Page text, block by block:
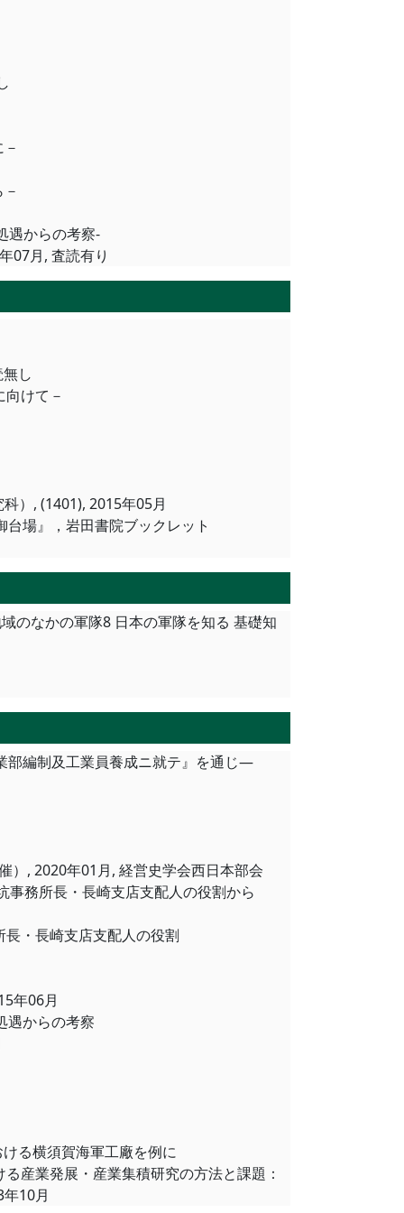
遇からの考察‐
07月, 査読有り
し
けて－
）, (1401), 2015年05月
場』，岩田書院ブックレット
のなかの軍隊8 日本の軍隊を知る 基礎知
部編制及工業員養成ニ就テ』を通じ―
）, 2020年01月, 経営史学会西日本部会
事務所長・長崎支店支配人の役割から
・長崎支店支配人の役割
年06月
遇からの考察
る横須賀海軍工廠を例に
産業発展・産業集積研究の方法と課題：
10月